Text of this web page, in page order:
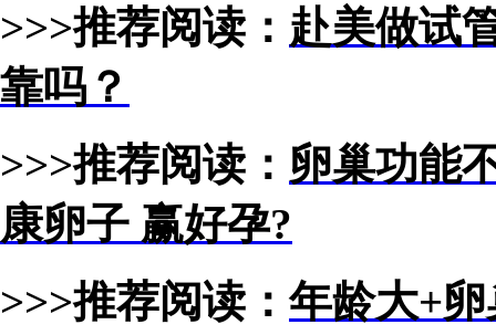
>>>推荐阅读： 赴美做试
靠吗？
>>>推荐阅读： 卵巢功能
康卵子 赢好孕?
>>>推荐阅读： 年龄大+